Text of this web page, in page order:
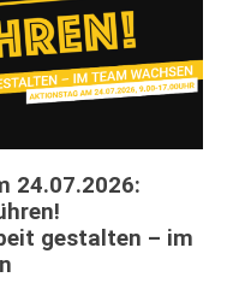
24.07.2026:
gestalten – im